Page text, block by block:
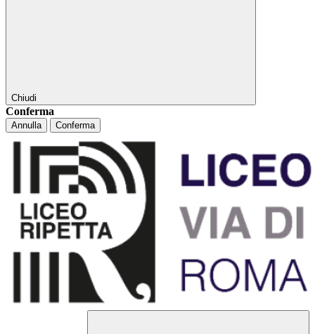
Chiudi
Conferma
Annulla Conferma